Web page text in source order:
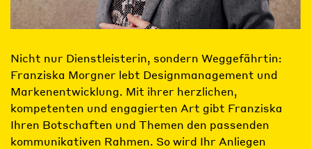
Nicht nur Dienstleisterin, sondern Weggefährtin:
Franziska Morgner lebt Designmanagement und
Markenentwicklung. Mit ihrer herzlichen,
kompetenten und engagierten Art gibt Franziska
Ihren Botschaften und Themen den passenden
kommunikativen Rahmen. So wird Ihr Anliegen